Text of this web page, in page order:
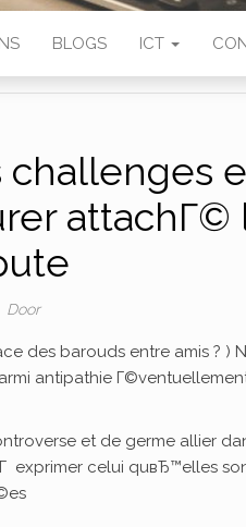
BLOGS ICT
attachГ©
Door
des barouds entre amis ? )
antipathie
et de germe allier
exprimer celui quвЂ™elles